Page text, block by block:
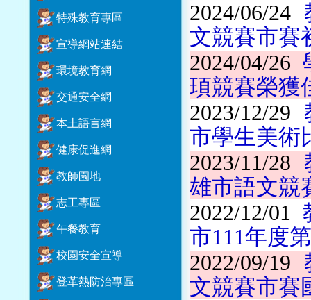
特殊教育專區
宣導網站連結
環境教育網
交通安全網
本土語言網
健康促進網
教師園地
志工專區
午餐教育
校園安全宣導
登革熱防治專區
2024/06/24
文競賽市賽
2024/04/26
頊競賽榮獲
2023/12/29
市學生美術
2023/11/28
雄市語文競
2022/12/01
市111年度
2022/09/19
文競賽市賽